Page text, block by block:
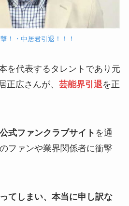
！・中居君引退！！！
を代表するタレントであり元
正広さんが、 芸能界引退を正
式ファンクラブサイト を通
ファンや業界関係者に衝撃
てしまい、本当に申し訳な